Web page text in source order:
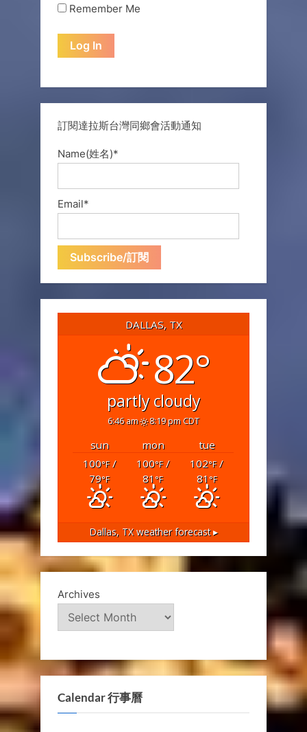
Remember Me
訂閱達拉斯台灣同鄉會活動通知
Name(姓名)*
Email*
DALLAS, TX
82°
partly cloudy
6:46 am 8:19 pm CDT
sun mon
tue
100°F/
79°F
100°F/
81 °F
102°F/
81 °F
Dallas, TXweather forecast ▸
Archives
Calendar 行事曆